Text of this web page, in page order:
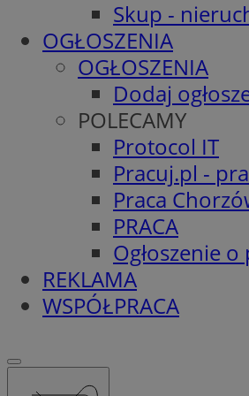
Skup -
OGŁOSZENIA
OGŁOSZENIA
Dodaj
POLECAMY
Protocol IT
Pracuj.pl -
Praca
PRACA
Ogłoszenie o
REKLAMA
WSPÓŁPRACA